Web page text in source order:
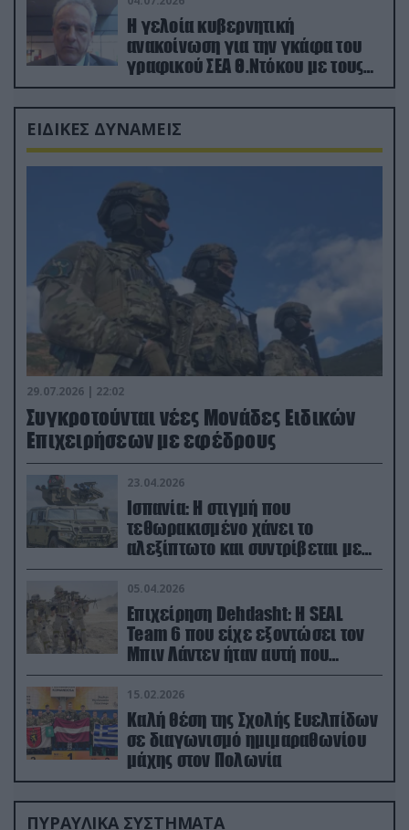
Η γελοία κυβερνητική
ανακοίνωση για την γκάφα του
γραφικού ΣΕΑ Θ.Ντόκου με τους
Ρώσους φαρσέρ
ΕΙΔΙΚΕΣ ΔΥΝΑΜΕΙΣ
29.07.2026 | 22:02
Συγκροτούνται νέες Μονάδες Ειδικών
Επιχειρήσεων με εφέδρους
23.04.2026
Ισπανία: Η στιγμή που
τεθωρακισμένο χάνει το
αλεξίπτωτο και συντρίβεται με
ορμή στο έδαφος (βίντεο)
05.04.2026
Επιχείρηση Dehdasht: Η SEAL
Team 6 που είχε εξοντώσει τον
Μπιν Λάντεν ήταν αυτή που
διέσωσε τον πιλότο του F-15
15.02.2026
Καλή θέση της Σχολής Ευελπίδων
σε διαγωνισμό ημιμαραθωνίου
μάχης στον Πολωνία
ΠΥΡΑΥΛΙΚΑ ΣΥΣΤΗΜΑΤΑ